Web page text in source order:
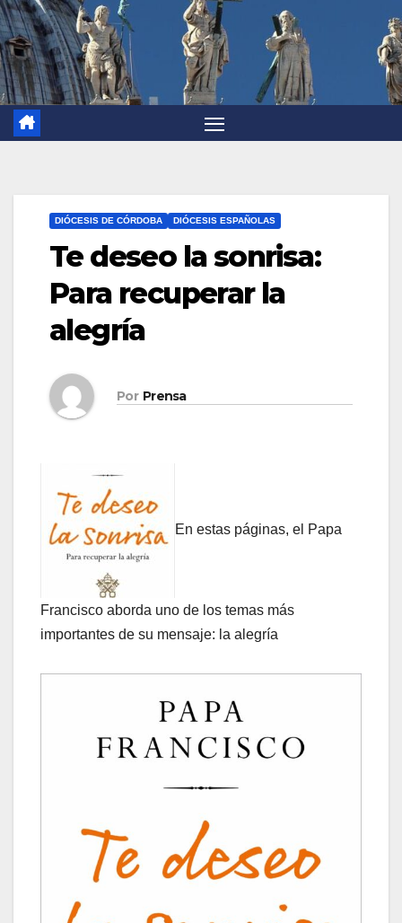
DIÓCESIS DE CÓRDOBA DIÓCESIS ESPAÑOLAS
Te deseo la sonrisa:
Para recuperar la
alegría
Por Prensa
En estas páginas, el Papa
Francisco aborda uno de los temas más
importantes de su mensaje: la alegría